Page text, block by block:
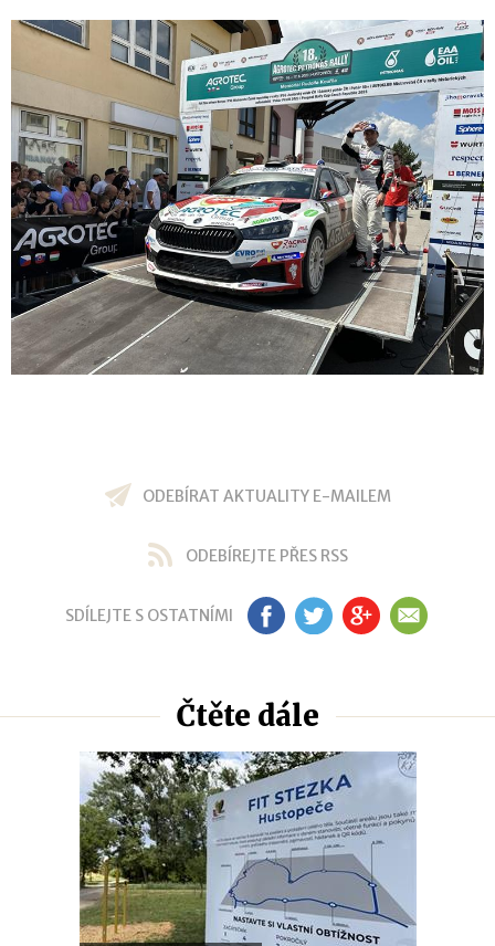
ODEBÍRAT AKTUALITY E-MAILEM
ODEBÍREJTE PŘES RSS
SDÍLEJTE S OSTATNÍMI FB TW GP EM
Čtěte dále